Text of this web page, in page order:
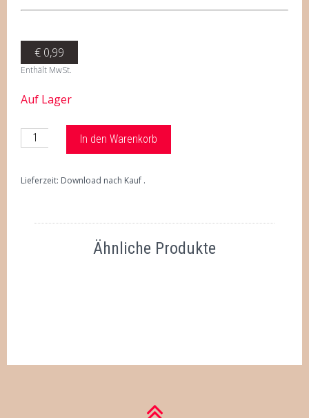
€ 0,99
Enthält MwSt.
Auf Lager
In den Warenkorb
Lieferzeit: Download nach Kauf
Ähnliche Produkte